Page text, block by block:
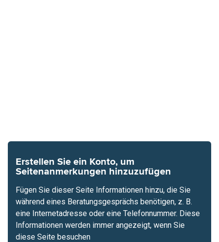
Erstellen Sie ein Konto, um
Seitenanmerkungen hinzuzufügen
Fügen Sie dieser Seite Informationen hinzu, die Sie
während eines Beratungsgesprächs benötigen, z. B.
eine Internetadresse oder eine Telefonnummer. Diese
Informationen werden immer angezeigt, wenn Sie
diese Seite besuchen